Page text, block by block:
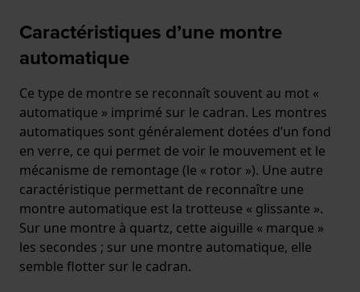
Caractéristiques d’une montre
automatique
Ce type de montre se reconnaît souvent au mot «
automatique » imprimé sur le cadran. Les montres
automatiques sont généralement dotées d’un fond
en verre, ce qui permet de voir le mouvement et le
mécanisme de remontage (le « rotor »). Une autre
caractéristique permettant de reconnaître une
montre automatique est la trotteuse « glissante ».
Sur une montre à quartz, cette aiguille « marque »
les secondes ; sur une montre automatique, elle
semble flotter sur le cadran.